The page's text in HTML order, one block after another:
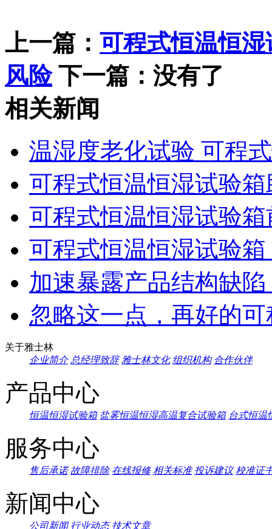
上一篇： 可程式恒温恒
风险 下一篇：没有了
相关新闻
温湿度老化试验 可程
可程式恒温恒湿试验
可程式恒温恒湿试验
可程式恒温恒湿试验
加速暴露产品结构缺
忽略这一点，再好的
关于雅士林
企业简介 总经理致辞 雅士林文化 组织机构 合作伙伴
产品中心
恒温恒湿试验箱 盐雾恒温恒湿高温复合试验箱 台式恒温
服务中心
售后承诺 故障排除 在线报修 相关标准 投诉建议 校准证
新闻中心
公司新闻 行业动态 技术文章